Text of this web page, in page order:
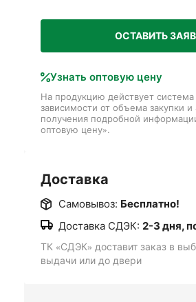
ОСТАВИТЬ
Узнать оптовую цену
На продукцию действует система
зависимости от объема закупки
получения подробной
оптовую цену».
Доставка
Самовывоз: Бесплатно!
Доставка СДЭК: 2-3 дня,
ТК «СДЭК» доставит заказ в
выдачи или до двери